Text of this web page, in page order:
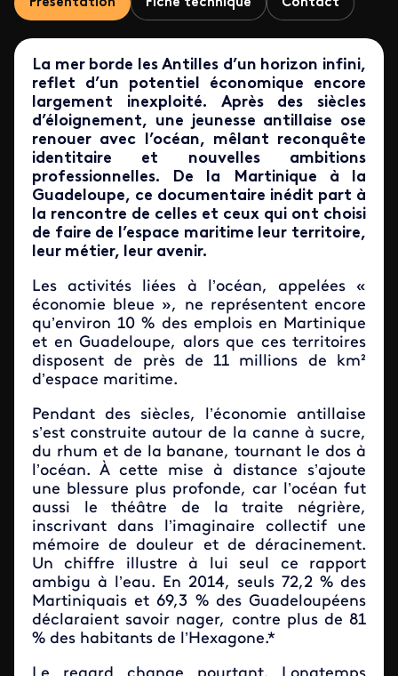
Présentation Fiche technique Contact
La mer borde les Antilles d’un horizon infini,
reflet d’un potentiel économique encore
largement inexploité. Après des siècles
d’éloignement, une jeunesse antillaise ose
renouer avec l’océan, mêlant reconquête
identitaire et nouvelles ambitions
professionnelles. De la Martinique à la
Guadeloupe, ce documentaire inédit part à
la rencontre de celles et ceux qui ont choisi
de faire de l’espace maritime leur territoire,
leur métier, leur avenir.
Les activités liées à l’océan, appelées «
économie bleue », ne représentent encore
qu’environ 10 % des emplois en Martinique
et en Guadeloupe, alors que ces territoires
disposent de près de 11 millions de km²
d’espace maritime.
Pendant des siècles, l’économie antillaise
s’est construite autour de la canne à sucre,
du rhum et de la banane, tournant le dos à
l’océan. À cette mise à distance s’ajoute
une blessure plus profonde, car l’océan fut
aussi le théâtre de la traite négrière,
inscrivant dans l’imaginaire collectif une
mémoire de douleur et de déracinement.
Un chiffre illustre à lui seul ce rapport
ambigu à l’eau. En 2014, seuls 72,2 % des
Martiniquais et 69,3 % des Guadeloupéens
déclaraient savoir nager, contre plus de 81
% des habitants de l’Hexagone.*